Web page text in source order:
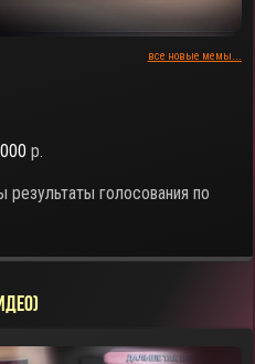
все новые мемы...
р.
результаты голосования по